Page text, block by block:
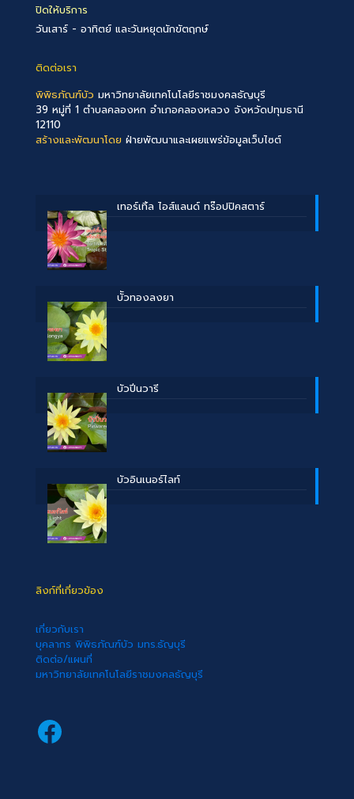
ปิดให้บริการ
วันเสาร์ - อาทิตย์ และวันหยุดนักขัตฤกษ์
ติดต่อเรา
พิพิธภัณฑ์บัว มหาวิทยาลัยเทคโนโลยีราชมงคลธัญบุรี
39 หมู่ที่ 1 ตำบลคลองหก อำเภอคลองหลวง จังหวัดปทุมธานี
12110
สร้างและพัฒนาโดย ฝ่ายพัฒนาและเผยแพร่ข้อมูลเว็บไซต์
เทอร์เทิ้ล ไอส์แลนด์ ทร๊อปปิคสตาร์
บััวทองลงยา
บัวปิ่นวารี
บัวอินเนอร์ไลท์
ลิงก์ที่เกี่ยวข้อง
เกี่ยวกับเรา
บุคลากร พิพิธภัณฑ์บัว มทร.ธัญบุรี
ติดต่อ/แผนที่
มหาวิทยาลัยเทคโนโลยีราชมงคลธัญบุรี
Facebook